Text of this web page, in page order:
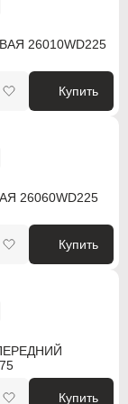
26010WD225
Купить
26060WD225
Купить
Купить